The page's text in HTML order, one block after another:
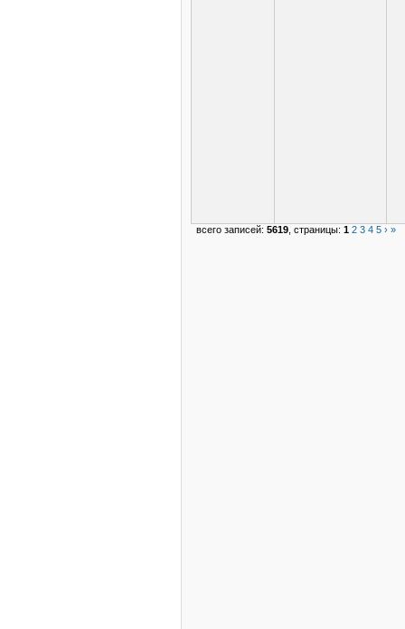
всего записей: 5619 , страницы: 1 2 3 4 5 › »